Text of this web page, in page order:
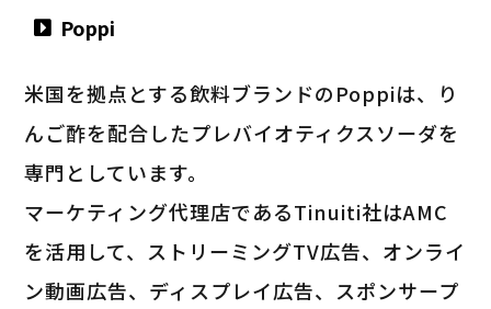
Poppi
米国を拠点とする飲料ブランドのPoppiは、り
んご酢を配合したプレバイオティクスソーダを
専門としています。
マーケティング代理店であるTinuiti社はAMC
を活用して、ストリーミングTV広告、オンライ
ン動画広告、ディスプレイ広告、スポンサープ